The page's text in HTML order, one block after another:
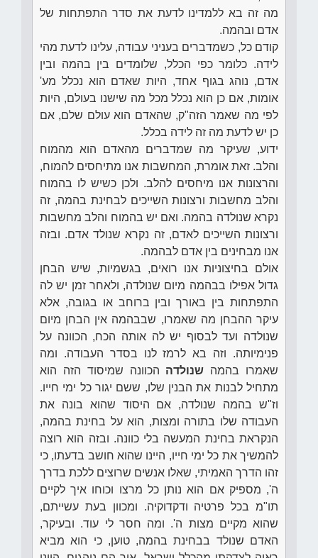
מה זה בא ללמדינו לדעת את סדר התפתחות של
אדם ובהמה.
קודם כל, כשמדברים בעניני עבודה, עלינו לדעת מהי
לידה. כלומר כפי הכלל, שלומדים בין בהמה ובין
אדם, נוהג בגוף אחד, היות שאדם הוא נכלל מע'
אומות, אם כן הוא נכלל מכל מה שישנו בעולם, היות
לפי מה שאמר הזה"ק, שהאדם הוא עולם שלם, אם
כן יש לדעת מה זה לידה בכלל.
ידוע, שעיקר מה שמדברים מהאדם הוא מהמוח
והלב. זאת אומרת, המחשבות אנו מתיחסים להמוח,
והרצונות אנו מיחסים להלב. ולכן כשיש לו בהמוח
והלב מחשבות ורצונות השייכים לבחינת בהמה, זה
נקרא שנולדה בהמה. ואם יש בהמוח והלב מחשבות
ורצונות השייכים לאדם, זה נקרא שנולד אדם. ובזה
אנו מבחינים בין אדם לבהמה.
אולם בחיצוניות אנו רואים, בגשמיות, שיש הבחן
גדול אפילו בבהמה מיום שנולדה, ולאחר זמן יש לה
התפתחות בין באורך ובין ברוחב או בגובה, אלא
עיקר ההבחן מה שאמרו, שבבהמה אין הבחן מיום
שנולדה ועד לבסוף יש לה אותה הכח, הכוונה על
פנימיותה. וזה בא לרמז לנו בסדר העבודה. ומה
שאמרו בהמה שנולדה הכוונה שמיסוד הזה הוא
מתחיל לבנות את הבנין שלו, ששם יגור כל ימי חייו.
וז"ש בהמה שנולדה, אם היסוד שהוא בונה את
העבודה שלו בתורה ומצות, הוא על בחינת בהמה,
הנקראת בחינת המעשה בלי כוונה. ובזה הוא רוצה
להמשיך את כל ימי חייו, היינו שהוא חושב בדעתו, כי
זהו הדרך האמיתי, שאלו אנשים שרוצים ללכת בדרך
ה', מספיק אם הוא נותן כל מרצו וכוחו איך לקיים
תו"מ בכל פרטיה ודקדוקיה. ומכוון בעת עשייתם,
שהוא מקיים מצות ה'. ומה חסר לי עוד. ובעיקר,
האדם שנולד בבחינת בהמה, טוען, כי הוא מביא